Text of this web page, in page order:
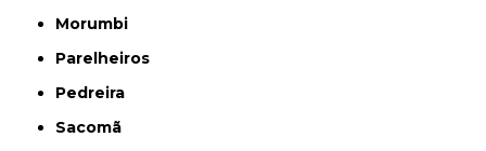
Morumbi
Parelheiros
Pedreira
Sacomã